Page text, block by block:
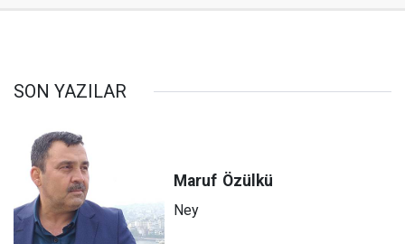
SON YAZILAR
Maruf Özülkü
Ney